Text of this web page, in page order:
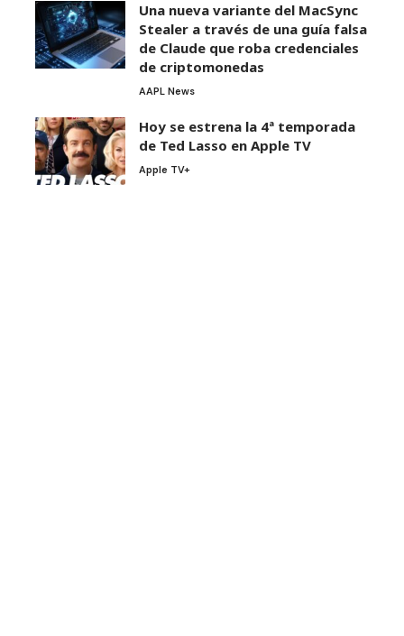
Una nueva variante del MacSync
Stealer a través de una guía falsa
de Claude que roba credenciales
de criptomonedas
AAPL News
Hoy se estrena la 4ª temporada
de Ted Lasso en Apple TV
Apple TV+